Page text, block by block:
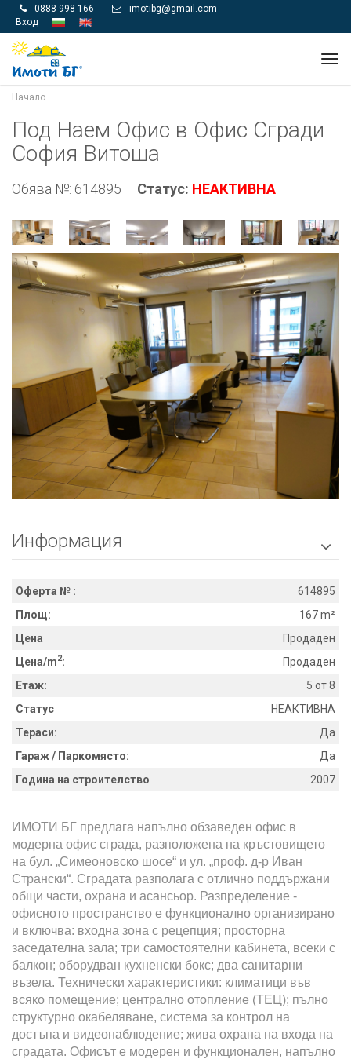
 0888 998 166 
imotibg@gmail.com
Вход
Начало
Под Наем Офис в Офис Сгради
София Витоша
Обява №: 614895 Статус: НЕАКТИВНА
Информация 
Оферта № :
614895
Площ:
167 m²
Цена
Продаден
Цена/m2:
Продаден
Етаж:
5 от 8
Статус
НЕАКТИВНА
Тераси:
Да
Гараж / Паркомясто:
Да
Година на строителство
2007
ИМОТИ БГ предлага напълно обзаведен офис в
модерна офис сграда, разположена на кръстовището
на бул. „Симеоновско шосе“ и ул. „проф. д-р Иван
Странски“. Сградата разполага с отлично поддържани
общи части, охрана и асансьор. Разпределение -
офисното пространство е функционално организирано
и включва: входна зона с рецепция; просторна
заседателна зала; три самостоятелни кабинета, всеки с
балкон; оборудван кухненски бокс; два санитарни
възела. Технически характеристики: климатици във
всяко помещение; централно отопление (ТЕЦ); пълно
структурно окабеляване, система за контрол на
достъпа и видеонаблюдение; жива охрана на входа на
сградата. Офисът е модерен и функционален, напълно